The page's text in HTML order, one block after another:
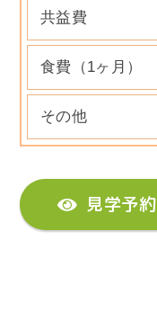
共益費
食費（1ヶ月）
その他
見学予約